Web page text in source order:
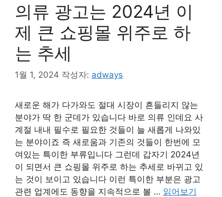
의류 광고는 2024년 이
제 큰 쇼핑몰 위주로 하
는 추세
1월 1, 2024 작성자: adways
새로운 해가 다가와도 절대 시장이 흔들리지 않는
분야가 딱 한 군데가 있습니다 바로 의류 인데요 사
계절 내내 필수로 필요한 것들이 늘 새롭게 나와있
는 분야이죠 즉 새로움과 기존의 것들이 한번에 모
여있는 특이한 부류입니다 그런데 갑자기 2024년
이 되면서 큰 쇼핑몰 위주로 하는 추세로 바뀌고 있
는 것이 보이고 있습니다 이런 특이한 부분은 광고
관련 업계에도 동향을 지속적으로 볼 … 읽어보기